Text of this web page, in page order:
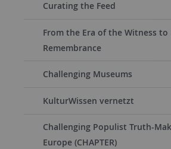
Curating the Feed
From the Era of the Witness to
Remembrance
Challenging Museums
KulturWissen vernetzt
Challenging Populist Truth-
Europe (CHAPTER)